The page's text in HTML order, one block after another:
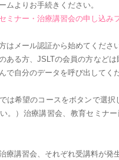
ムよりお手続きください。
ミナー・治療講習会の申し込み
はメール認証から始めてください
ある方、JSLTの会員の方など
で自分のデータを呼び出してくだ
は希望のコースをボタンで選
。）治療講習会、教育セミナ
療講習会、それぞれ受講料が発